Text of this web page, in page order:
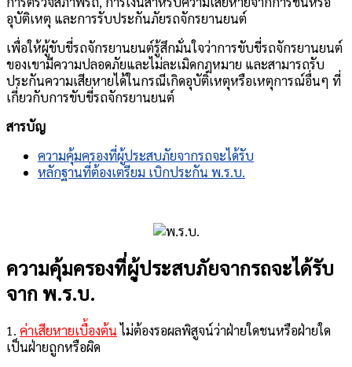
อุบัติเหตุ และการรับประกันภัยรถจักรยานยนต์
เพื่อให้ผู้ขับขี่รถจักรยานยนต์รู้สึกมั่นใจว่าการขับขี่รถจักรยานยนต์
ของเขามีความปลอดภัยและไม่ละเมิดกฎหมาย และสามารถรับ
ประกันความเสียหายได้ในกรณีเกิดอุบัติเหตุหรือเหตุการณ์อื่นๆ ที่
เกี่ยวกับการขับขี่รถจักรยานยนต์
สารบัญ
ความคุ้มครองที่ผู้ประสบภัยจากรถจะได้รับ
หลักฐานที่ต้องเตรียม เบิกประกัน พ.ร.บ.
ความคุ้มครองที่ผู้ประสบภัยจากรถจะได้รับ
จาก พ.ร.บ.
1. ค่าเสียหายเบื้องต้นไม่ต้องรอผลพิสูจน์ว่าฝ่ายใดชนหรือฝ่ายใด
เป็นฝ่ายถูกหรือผิด